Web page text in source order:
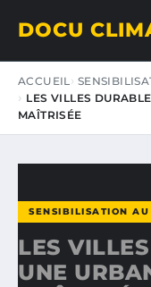
DOCU
ACCUEIL
LES VILLES
MAÎTRISÉE
SENSIBILISATION
LES
UNE